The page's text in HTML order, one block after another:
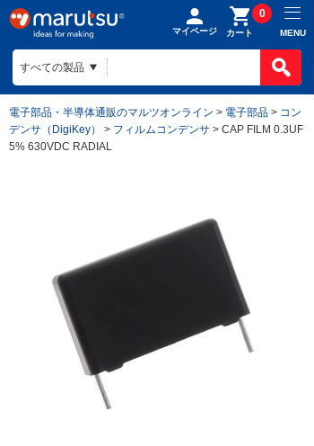
マイページ カート
0
MENU
電子部品・半導体通販のマルツオンライン > 電子部品 > コン
デンサ（DigiKey）
> フィルムコンデンサ > CAP FILM 0.3UF
5% 630VDC RADIAL